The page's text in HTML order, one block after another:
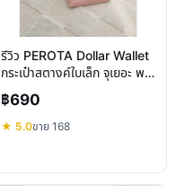
รีวิว PEROTA Dollar Wallet
กระเป๋าสตางค์ใบเล็ก จุเยอะ พก
พาสะดวก
฿690
★ 5.0ขาย 168